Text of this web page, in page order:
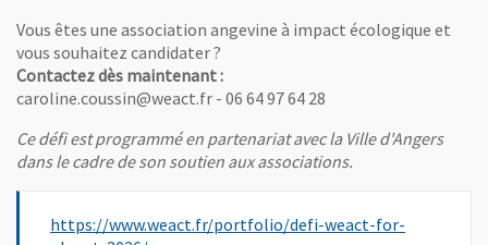
Vous êtes une association angevine à impact écologique et
vous souhaitez candidater ?
Contactez dès maintenant :
caroline.coussin@weact.fr - 06 64 97 64 28
Ce défi est programmé en partenariat avec la Ville d'Angers
dans le cadre de son soutien aux associations.
https://www.weact.fr/portfolio/defi-weact-for-